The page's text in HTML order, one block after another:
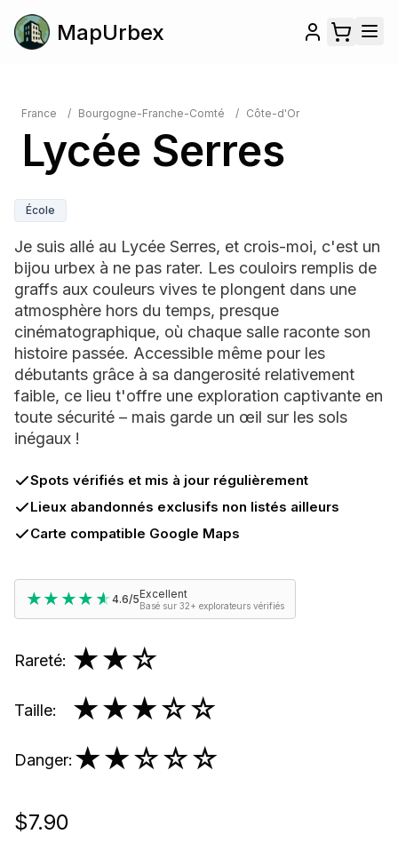
MapUrbex
France / Bourgogne-Franche-Comté / Côte-d'Or
Lycée Serres
École
Je suis allé au Lycée Serres, et crois-moi, c'est un
bijou urbex à ne pas rater. Les couloirs remplis de
graffs aux couleurs vives te plongent dans une
atmosphère hors du temps, presque
cinématographique, où chaque salle raconte son
histoire passée. Accessible même pour les
débutants grâce à sa dangerosité relativement
faible, ce lieu t'offre une exploration captivante en
toute sécurité – mais garde un œil sur les sols
inégaux !
Spots vérifiés et mis à jour régulièrement
Lieux abandonnés exclusifs non listés ailleurs
Carte compatible Google Maps
★★★★★
★★★★★4.6/5Excellent
Basé sur 32+ explorateurs vérifiés
Rareté: ★★☆
Taille: ★★★☆☆
Danger: ★★☆☆☆
$7.90